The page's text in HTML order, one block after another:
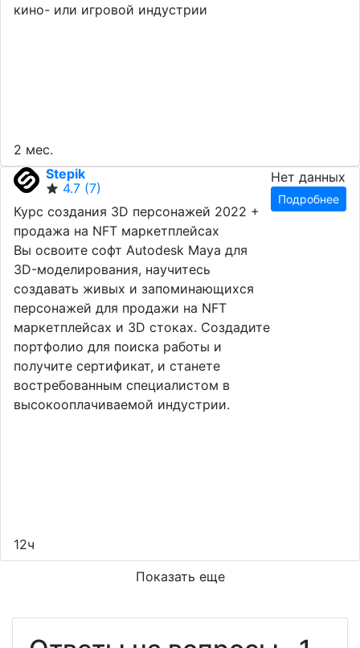
кино- или игровой индустрии
2 мес.
Stepik
4.7 (7)
Курс создания 3D персонажей 2022 +
продажа на NFT маркетплейсах
Вы освоите софт Autodesk Maya для
3D-моделирования, научитесь
создавать живых и запоминающихся
персонажей для продажи на NFT
маркетплейсах и 3D стоках. Создадите
портфолио для поиска работы и
получите сертификат, и станете
востребованным специалистом в
высокооплачиваемой индустрии.
12ч
Нет данных
Подробнее
Показать еще